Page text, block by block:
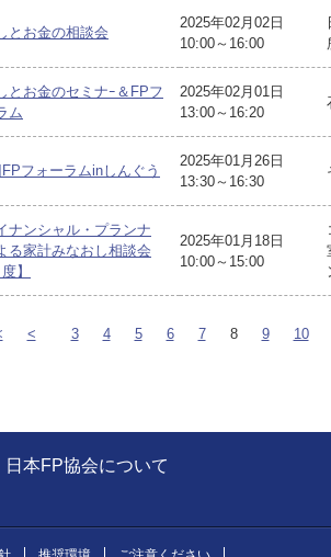
とお金の相談会
2025年02月02日
10:00～16:00
とお金のセミナｰ＆FPフ
ム
2025年02月01日
13:00～16:20
フォーラムinしんぐう
2025年01月26日
13:30～16:30
ナンシャル・プランナ
る家計みなおし相談会
】
2025年01月18日
10:00～15:00
< 3 4 5 6 7 8 9 10
日本FP協会について